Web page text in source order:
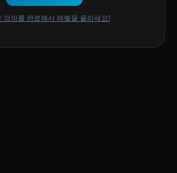
강의를 완료해서 레벨을 올리세요!